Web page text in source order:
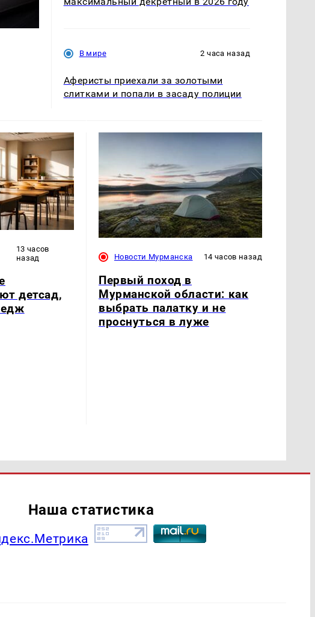
В мире 2 часа назад
Аферисты приехали за золотыми
слитками и попали в засаду полиции
13 часов
назад
детсад,
Новости Мурманска 14 часов назад
Первый поход в
Мурманской области: как
выбрать палатку и не
проснуться в луже
Наша статистика